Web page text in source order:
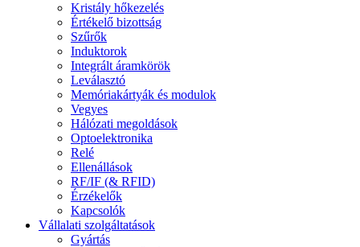
Kristály hőkezelés
Értékelő bizottság
Szűrők
Induktorok
Integrált áramkörök
Leválasztó
Memóriakártyák és modulok
Vegyes
Hálózati megoldások
Optoelektronika
Relé
Ellenállások
RF/IF (& RFID)
Érzékelők
Kapcsolók
Vállalati szolgáltatások
Gyártás